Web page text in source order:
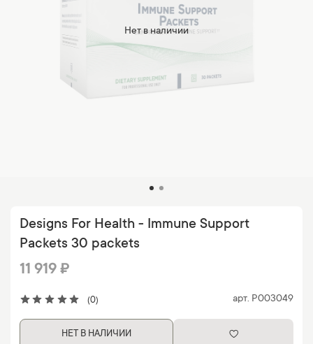
Нет в наличии
(0) арт. P003049
Designs For Health - Immune Support
Packets 30 packets
11 919 ₽
НЕТ В НАЛИЧИИ